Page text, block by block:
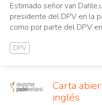
Estimado señor van
presidente del DPV en la
como por parte del DPV en
DPV
Carta
inglés